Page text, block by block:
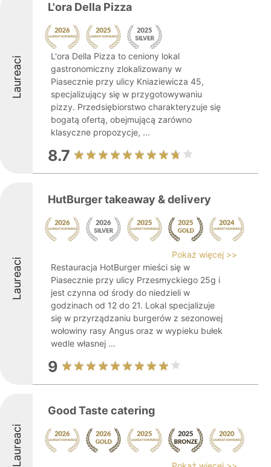
Laureaci
L'ora Della Pizza
L'ora Della Pizza to ceniony lokal
gastronomiczny zlokalizowany w
Piasecznie przy ulicy Kniaziewicza 45,
specjalizujący się w przygotowywaniu
pizzy. Przedsiębiorstwo charakteryzuje się
bogatą ofertą, obejmującą zarówno
klasyczne propozycje, ...
8.7
Laureaci
HutBurger takeaway & delivery
Pokaż więcej >>
Restauracja HotBurger mieści się w
Piasecznie przy ulicy Przesmyckiego 25g i
jest czynna od środy do niedzieli w
godzinach od 12 do 21. Lokal specjalizuje
się w przyrządzaniu burgerów z sezonowej
wołowiny rasy Angus oraz w wypieku bułek
wedle własnej ...
9
Laureaci
Good Taste catering